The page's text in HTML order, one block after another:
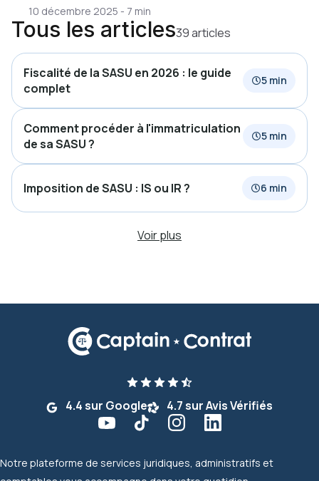
10 décembre 2025 - 7 min
Tous les articles39 articles
Fiscalité de la SASU en 2026 : le guide
complet
5 min
Comment procéder à l'immatriculation
de sa SASU ?
5 min
Imposition de SASU : IS ou IR ? 6 min
Voir plus
4.4 sur Google 4.7 sur Avis Vérifiés
Notre plateforme de services juridiques, administratifs et